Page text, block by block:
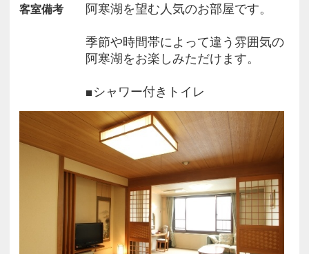
アイヌコタン・・・・・・・・徒歩５分
釧路市内・・・・・・車で約１時間２０分
北見市内・・・・・・車で約１時間２０分
釧路空港・・・・・・車で約５５分
女満別空港・・・・・車で約１時間３０分
中標津空港・・・・・車で約１時間４０分
客室備考 阿寒湖を望む人気のお部屋です。
季節や時間帯によって違う雰囲気の
阿寒湖をお楽しみただけます。
■シャワー付きトイレ